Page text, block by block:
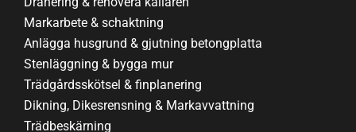
Markarbete & schaktning
Anlägga husgrund & gjutning betongplatta
Stenläggning & bygga mur
Trädgårdsskötsel & finplanering
Dikning, Dikesrensning & Markavvattning
Trädbeskärning